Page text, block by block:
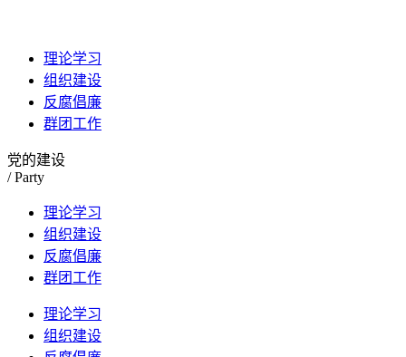
理论学习
组织建设
反腐倡廉
群团工作
党的建设
/ Party
理论学习
组织建设
反腐倡廉
群团工作
理论学习
组织建设